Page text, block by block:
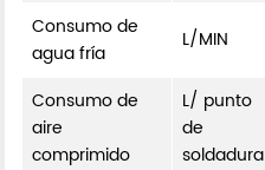
Consumo de
agua fría
L/MIN
Consumo de
aire
comprimido
L/ punto
de
soldadura